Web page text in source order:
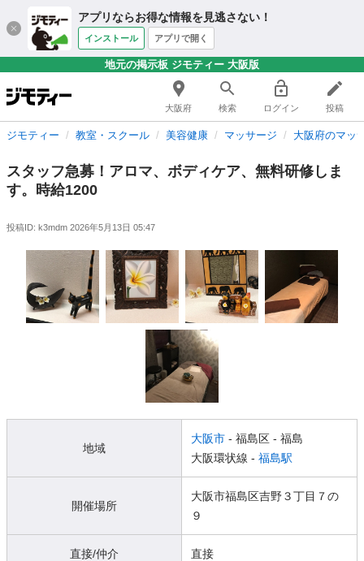
アプリならお得な情報を見逃さない！
インストール アプリで開く
地元の掲示板 ジモティー 大阪版
大阪府 検索 ログイン 投稿
ジモティー 教室・スクール 美容健康 マッサージ 大阪府のマッ
スタッフ急募！アロマ、ボディケア、無料研修しま
す。時給1200
投稿ID: k3mdm 2026年5月13日 05:47
地域
大阪市 - 福島区 - 福島
大阪環状線 - 福島駅
開催場所
大阪市福島区吉野３丁目７の
９
直接/仲介 直接